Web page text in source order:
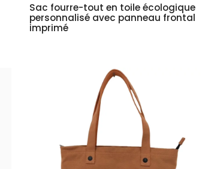
Sac fourre-tout en toile écologique
personnalisé avec panneau frontal
imprimé